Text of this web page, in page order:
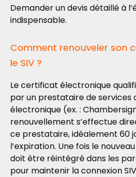
Demander un devis détaillé à
indispensable.
Comment renouveler son
le SIV ?
Le certificat électronique
par un prestataire de services
électronique (ex. :
renouvellement s’effectue
ce prestataire, idéalement 60
l’expiration. Une fois le
doit être réintégré dans les
pour maintenir la connexion